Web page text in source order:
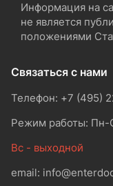
Информация на
не является
положениями
Связаться с нами
Телефон: +7 (495)
Режим работы: Пн-
Вс - выходной
email: